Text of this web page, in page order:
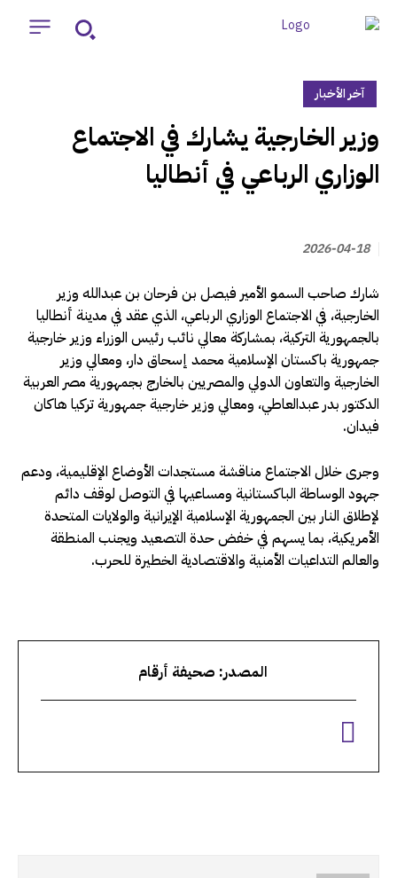
آخر الأخبار
‏وزير الخارجية يشارك في الاجتماع
الوزاري الرباعي في أنطاليا
2026-04-18
شارك صاحب السمو الأمير فيصل بن فرحان بن عبدالله وزير
الخارجية، في الاجتماع الوزاري الرباعي، الذي عقد في مدينة أنطاليا
بالجمهورية التركية، بمشاركة معالي نائب رئيس الوزراء وزير خارجية
جمهورية باكستان الإسلامية محمد إسحاق دار، ومعالي وزير
الخارجية والتعاون الدولي والمصريين بالخارج بجمهورية مصر العربية
الدكتور بدر عبدالعاطي، ومعالي وزير خارجية جمهورية تركيا هاكان
فيدان.
وجرى خلال الاجتماع مناقشة مستجدات الأوضاع الإقليمية، ودعم
جهود الوساطة الباكستانية ومساعيها في التوصل لوقف دائم
لإطلاق النار بين الجمهورية الإسلامية الإيرانية والولايات المتحدة
الأمريكية، بما يسهم في خفض حدة التصعيد ويجنب المنطقة
والعالم التداعيات الأمنية والاقتصادية الخطيرة للحرب.
المصدر: صحيفة أرقام